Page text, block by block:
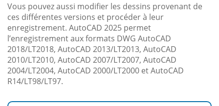
Vous pouvez aussi modifier les dessins provenant de
ces différentes versions et procéder à leur
enregistrement. AutoCAD 2025 permet
l’enregistrement aux formats DWG AutoCAD
2018/LT2018, AutoCAD 2013/LT2013, AutoCAD
2010/LT2010, AutoCAD 2007/LT2007, AutoCAD
2004/LT2004, AutoCAD 2000/LT2000 et AutoCAD
R14/LT98/LT97.